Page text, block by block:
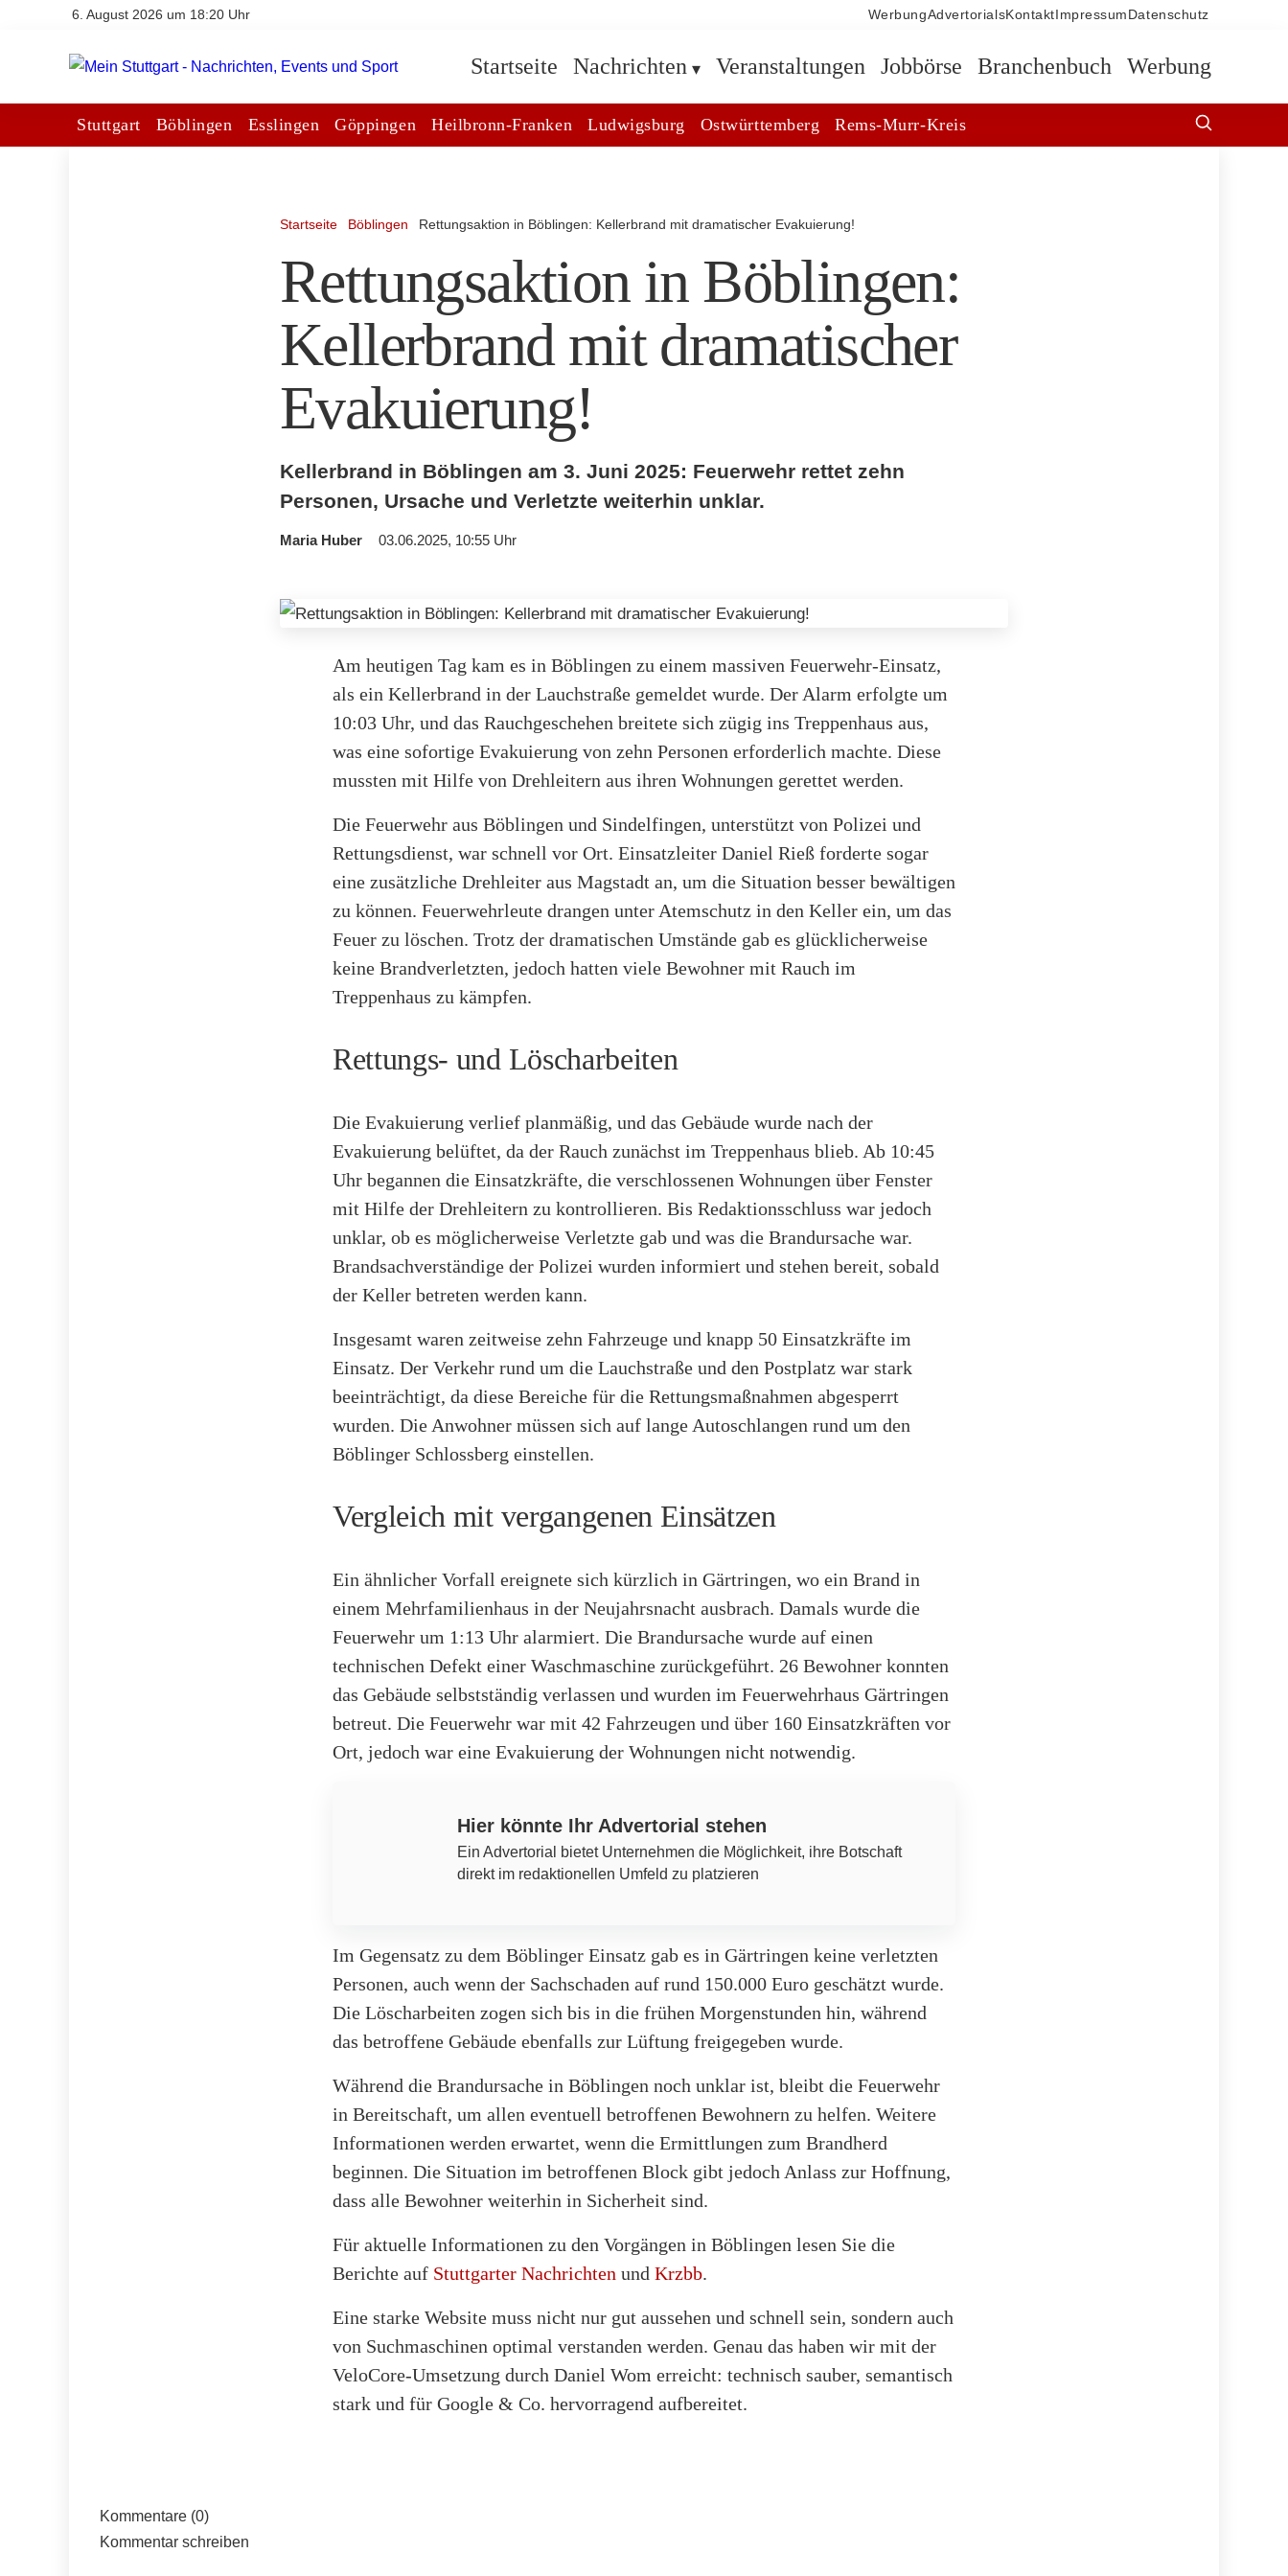
6. August 2026 um 18:20 Uhr WerbungAdvertorialsKontakt Impressum Datenschutz
Startseite Nachrichten Veranstaltungen Jobbörse Branchenbuch Werbung
Stuttgart Böblingen Esslingen Göppingen Heilbronn-Franken Ludwigsburg Ostwürttemberg Rems-Murr-Kreis
Startseite Böblingen Rettungsaktion in Böblingen: Kellerbrand mit dramatischer Evakuierung!
Rettungsaktion in Böblingen:
Kellerbrand mit dramatischer
Evakuierung!
Kellerbrand in Böblingen am 3. Juni 2025: Feuerwehr rettet zehn
Personen, Ursache und Verletzte weiterhin unklar.
Maria Huber 03.06.2025, 10:55 Uhr
Am heutigen Tag kam es in Böblingen zu einem massiven Feuerwehr-Einsatz,
als ein Kellerbrand in der Lauchstraße gemeldet wurde. Der Alarm erfolgte um
10:03 Uhr, und das Rauchgeschehen breitete sich zügig ins Treppenhaus aus,
was eine sofortige Evakuierung von zehn Personen erforderlich machte. Diese
mussten mit Hilfe von Drehleitern aus ihren Wohnungen gerettet werden.
Die Feuerwehr aus Böblingen und Sindelfingen, unterstützt von Polizei und
Rettungsdienst, war schnell vor Ort. Einsatzleiter Daniel Rieß forderte sogar
eine zusätzliche Drehleiter aus Magstadt an, um die Situation besser bewältigen
zu können. Feuerwehrleute drangen unter Atemschutz in den Keller ein, um das
Feuer zu löschen. Trotz der dramatischen Umstände gab es glücklicherweise
keine Brandverletzten, jedoch hatten viele Bewohner mit Rauch im
Treppenhaus zu kämpfen.
Rettungs- und Löscharbeiten
Die Evakuierung verlief planmäßig, und das Gebäude wurde nach der
Evakuierung belüftet, da der Rauch zunächst im Treppenhaus blieb. Ab 10:45
Uhr begannen die Einsatzkräfte, die verschlossenen Wohnungen über Fenster
mit Hilfe der Drehleitern zu kontrollieren. Bis Redaktionsschluss war jedoch
unklar, ob es möglicherweise Verletzte gab und was die Brandursache war.
Brandsachverständige der Polizei wurden informiert und stehen bereit, sobald
der Keller betreten werden kann.
Insgesamt waren zeitweise zehn Fahrzeuge und knapp 50 Einsatzkräfte im
Einsatz. Der Verkehr rund um die Lauchstraße und den Postplatz war stark
beeinträchtigt, da diese Bereiche für die Rettungsmaßnahmen abgesperrt
wurden. Die Anwohner müssen sich auf lange Autoschlangen rund um den
Böblinger Schlossberg einstellen.
Vergleich mit vergangenen Einsätzen
Ein ähnlicher Vorfall ereignete sich kürzlich in Gärtringen, wo ein Brand in
einem Mehrfamilienhaus in der Neujahrsnacht ausbrach. Damals wurde die
Feuerwehr um 1:13 Uhr alarmiert. Die Brandursache wurde auf einen
technischen Defekt einer Waschmaschine zurückgeführt. 26 Bewohner konnten
das Gebäude selbstständig verlassen und wurden im Feuerwehrhaus Gärtringen
betreut. Die Feuerwehr war mit 42 Fahrzeugen und über 160 Einsatzkräften vor
Ort, jedoch war eine Evakuierung der Wohnungen nicht notwendig.
Hier könnte Ihr Advertorial stehen
Ein Advertorial bietet Unternehmen die Möglichkeit, ihre Botschaft
direkt im redaktionellen Umfeld zu platzieren
Im Gegensatz zu dem Böblinger Einsatz gab es in Gärtringen keine verletzten
Personen, auch wenn der Sachschaden auf rund 150.000 Euro geschätzt wurde.
Die Löscharbeiten zogen sich bis in die frühen Morgenstunden hin, während
das betroffene Gebäude ebenfalls zur Lüftung freigegeben wurde.
Während die Brandursache in Böblingen noch unklar ist, bleibt die Feuerwehr
in Bereitschaft, um allen eventuell betroffenen Bewohnern zu helfen. Weitere
Informationen werden erwartet, wenn die Ermittlungen zum Brandherd
beginnen. Die Situation im betroffenen Block gibt jedoch Anlass zur Hoffnung,
dass alle Bewohner weiterhin in Sicherheit sind.
Für aktuelle Informationen zu den Vorgängen in Böblingen lesen Sie die
Berichte auf Stuttgarter Nachrichten und Krzbb.
Eine starke Website muss nicht nur gut aussehen und schnell sein, sondern auch
von Suchmaschinen optimal verstanden werden. Genau das haben wir mit der
VeloCore-Umsetzung durch Daniel Wom erreicht: technisch sauber, semantisch
stark und für Google & Co. hervorragend aufbereitet.
Kommentare (0)
Kommentar schreiben